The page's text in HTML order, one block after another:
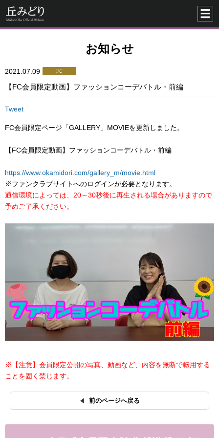
お知らせ
2021.07.09
【FC会員限定動画】ファッションコーデバトル・前編
Tweet
FC会員限定ページ「GALLERY」MOVIEを更新しました。
【FC会員限定動画】ファッションコーデバトル・前編
https://www.okamidori.com/gallery_m/movie.html
※ファンクラブサイトへのログインが必要となります。
通信環境によっては、20～30秒後に再生される場合がありますので
予めご了承ください。
※【注意】会員限定公開の写真、動画など、内容を無断で転用する
ことを固く禁じます。
前のページへ戻る